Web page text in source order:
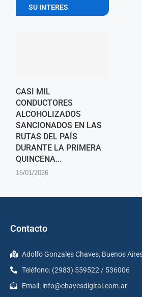
SU INTERES
CASI MIL
CONDUCTORES
ALCOHOLIZADOS
SANCIONADOS EN LAS
RUTAS DEL PAÍS
DURANTE LA PRIMERA
QUINCENA...
16/01/2026
Contacto
Adolfo Gonzales Chaves, Buenos
Teléfono: (2983) 559522 / 536006
Email: info@chavesdigital.com.ar